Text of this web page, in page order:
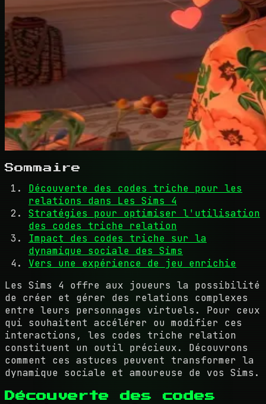
Sommaire
Découverte des codes triche pour les
relations dans Les Sims 4
Stratégies pour optimiser l'utilisation
des codes triche relation
Impact des codes triche sur la
dynamique sociale des Sims
Vers une expérience de jeu enrichie
Les Sims 4 offre aux joueurs la possibilité
de créer et gérer des relations complexes
entre leurs personnages virtuels. Pour ceux
qui souhaitent accélérer ou modifier ces
interactions, les codes triche relation
constituent un outil précieux. Découvrons
comment ces astuces peuvent transformer la
dynamique sociale et amoureuse de vos Sims.
Découverte des codes